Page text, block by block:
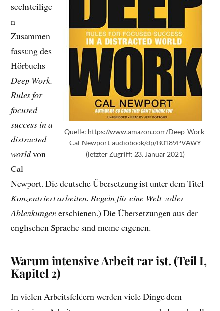
Quelle: https://www.amazon.com/Deep-Work-
Cal-Newport-audiobook/dp/B0189PVAWY
(letzter Zugriff: 23. Januar 2021)
sechsteilige
n
Zusammen
fassung des
Hörbuchs
Deep Work.
Rules for
focused
success in a
distracted
worldvon
Cal
Newport. Die deutsche Übersetzung ist unter dem Titel
Konzentriert arbeiten. Regeln für eine Welt voller
Ablenkungenerschienen.) Die Übersetzungen aus der
englischen Sprache sind meine eigenen.
Warum intensive Arbeit rar ist.(Teil I,
Kapitel 2)
In vielen Arbeitsfeldern werden viele Dinge dem